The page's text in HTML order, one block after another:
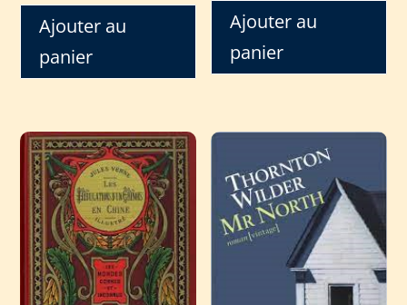
Ajouter au
panier
Ajouter au
panier